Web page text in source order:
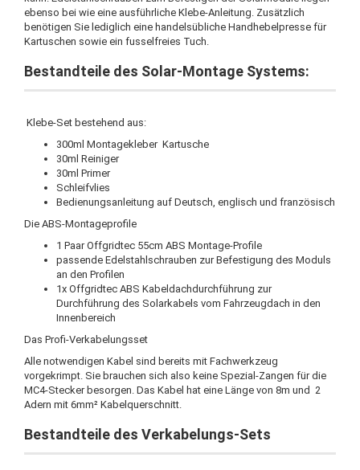
ebenso bei wie eine ausführliche Klebe-Anleitung. Zusätzlich
benötigen Sie lediglich eine handelsübliche Handhebelpresse für
Kartuschen sowie ein fusselfreies Tuch.
Bestandteile des Solar-Montage Systems:
Klebe-Set bestehend aus:
300ml Montagekleber Kartusche
30ml Reiniger
30ml Primer
Schleifvlies
Bedienungsanleitung auf Deutsch, englisch und französisch
Die ABS-Montageprofile
1 Paar Offgridtec 55cm ABS Montage-Profile
passende Edelstahlschrauben zur Befestigung des Moduls
an den Profilen
1x Offgridtec ABS Kabeldachdurchführung zur
Durchführung des Solarkabels vom Fahrzeugdach in den
Innenbereich
Das Profi-Verkabelungsset
Alle notwendigen Kabel sind bereits mit Fachwerkzeug
vorgekrimpt. Sie brauchen sich also keine Spezial-Zangen für die
MC4-Stecker besorgen. Das Kabel hat eine Länge von 8m und 2
Adern mit 6mm² Kabelquerschnitt.
Bestandteile des Verkabelungs-Sets